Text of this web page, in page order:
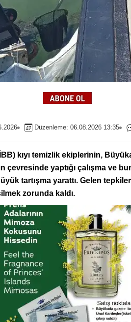
Düzenleme: 06.08.2026 13:35
kıyı temizlik ekiplerinin,
çevresinde yaptığı çalışma ve
tartışma yarattı. Gelen
zorunda kaldı.